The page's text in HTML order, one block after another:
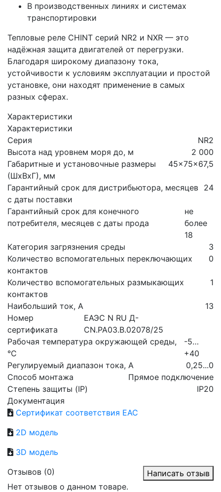
В производственных линиях и системах
транспортировки
Тепловые реле CHINT серий NR2 и NXR — это
надёжная защита двигателей от перегрузки.
Благодаря широкому диапазону тока,
устойчивости к условиям эксплуатации и простой
установке, они находят применение в самых
разных сферах.
Характеристики
Характеристики
Серия
NR2
Высота над уровнем моря до, м
2 000
Габаритные и установочные размеры
(ШхВхГ), мм
45x75x67,5
Гарантийный срок для дистрибьютора, месяцев
с даты поставки
24
Гарантийный срок для конечного
потребителя, месяцев с даты прода
не
более
18
Категория загрязнения среды
3
Количество вспомогательных переключающих
контактов
0
Количество вспомогательных размыкающих
контактов
1
Наибольший ток, А
13
Номер
сертификата
ЕАЭС N RU Д-
CN.PA03.B.02078/25
Рабочая температура окружающей среды,
°C
-5…
+40
Регулируемый диапазон тока, А
0,25...0
Способ монтажа
Прямое подключение
Степень защиты (IP)
IP20
Документация
Cертификат соответствия ЕАС
2D модель
3D модель
Отзывов (0)
Написать отзыв
Нет отзывов о данном товаре.